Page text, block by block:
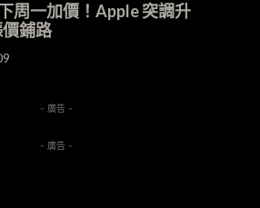
周一加價！Apple 突調升
鋪路
- 廣告 -
- 廣告 -